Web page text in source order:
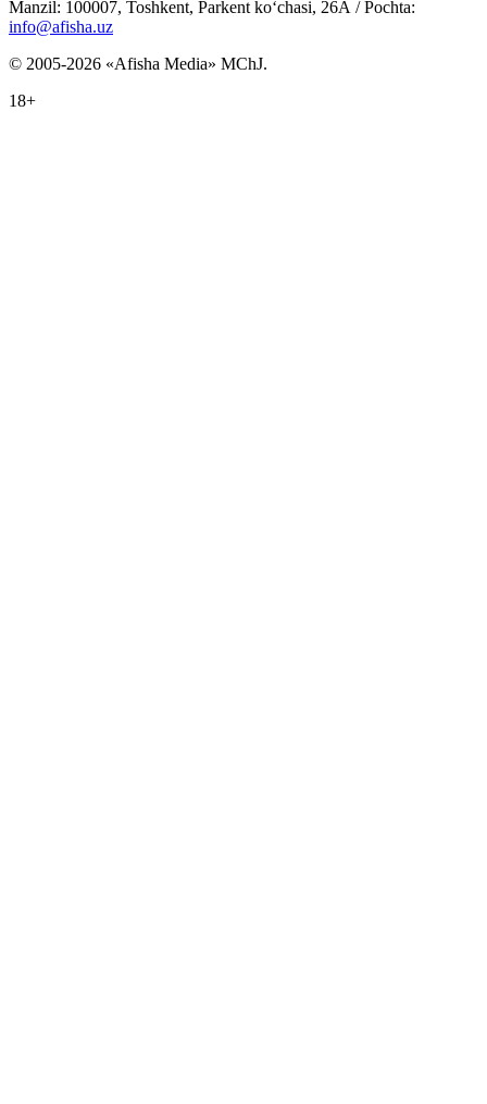
Manzil: 100007, Toshkent, Parkent ko‘chasi, 26А / Pochta:
info@afisha.uz
© 2005-2026 «Afisha Media» MChJ.
18+